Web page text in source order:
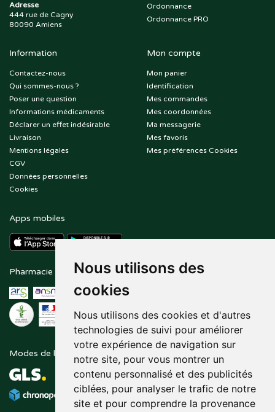
Nous utilisons des
cookies
Nous utilisons des cookies et d'autres
technologies de suivi pour améliorer
votre expérience de navigation sur
notre site, pour vous montrer un
contenu personnalisé et des publicités
ciblées, pour analyser le trafic de notre
site et pour comprendre la provenance
Adresse
444 rue de Cagny
80090 Amiens
Ordonnance
Ordonnance PRO
Information
Contactez-nous
Qui sommes-nous ?
Poser une question
Informations médicaments
Déclarer un effet indésirable
Livraison
Mentions légales
CGV
Données personnelles
Cookies
Mon compte
Mon panier
Identification
Mes commandes
Mes coordonnées
Ma messagerie
Mes favoris
Mes préférences Cookies
Apps mobiles
Pharmacie en ligne agréée Paiement sécurisé
Modes de livraison Suivez-nous sur